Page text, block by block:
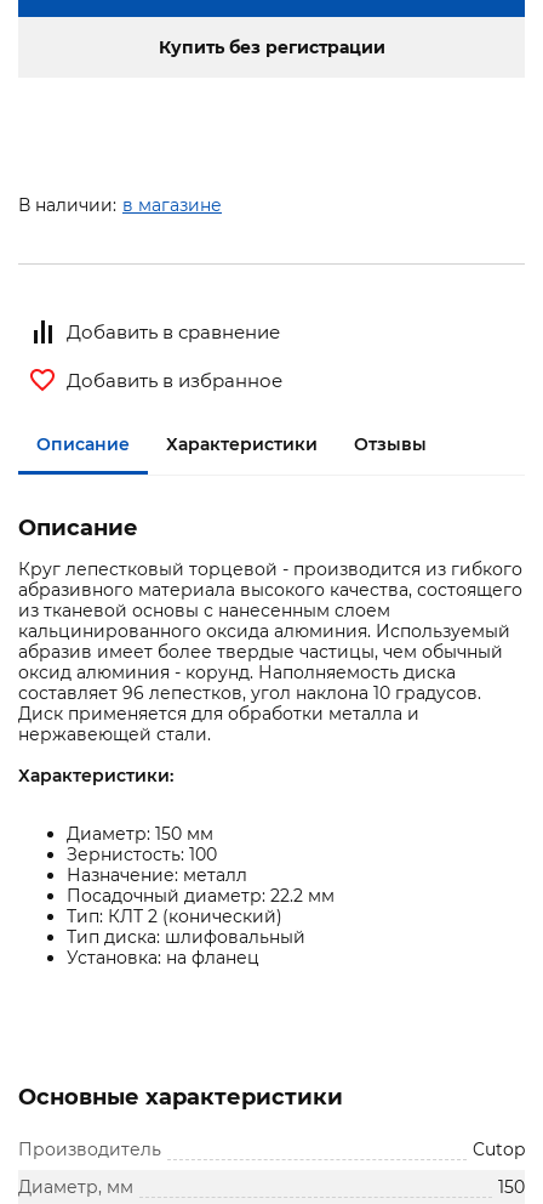
Купить без регистрации
В наличии: в магазине
Добавить в сравнение
Добавить в избранное
Описание Характеристики Отзывы
Описание
Круг лепестковый торцевой - производится из гибкого
абразивного материала высокого качества, состоящего
из тканевой основы с нанесенным слоем
кальцинированного оксида алюминия. Используемый
абразив имеет более твердые частицы, чем обычный
оксид алюминия - корунд. Наполняемость диска
составляет 96 лепестков, угол наклона 10 градусов.
Диск применяется для обработки металла и
нержавеющей стали.
Характеристики:
Диаметр: 150 мм
Зернистость: 100
Назначение: металл
Посадочный диаметр: 22.2 мм
Тип: КЛТ 2 (конический)
Тип диска: шлифовальный
Установка: на фланец
Основные характеристики
Производитель
Cutop
Диаметр, мм
150